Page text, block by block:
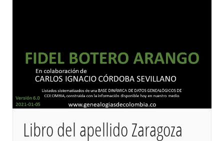
Libro del apellido Zaragoza